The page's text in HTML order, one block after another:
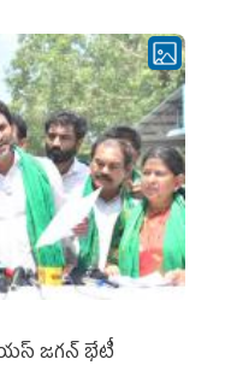
జగన్ భేటీ